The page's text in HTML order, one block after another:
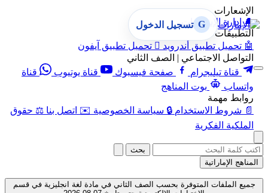
الإشعارات
🔔 إدارة الإشعارات
التطبيقات
🤖 تحميل تطبيق أندرويد  تحميل تطبيق آيفون
التواصل الاجتماعي | الصف الثاني
قناة تيليجرام
صفحة فيسبوك قناة يوتيوب
قناة
واتساب
بوت المناهج
روابط مهمة
📄 شروط الاستخدام 🔒 سياسة الخصوصية ✉️ اتصل بنا ⚖️ حقوق
الملكية الفكرية
G تسجيل الدخول
بحث
المناهج الإماراتية
جميع الملفات المتوفرة بحسب الصف الثاني في مادة لغة انجليزية في قسم